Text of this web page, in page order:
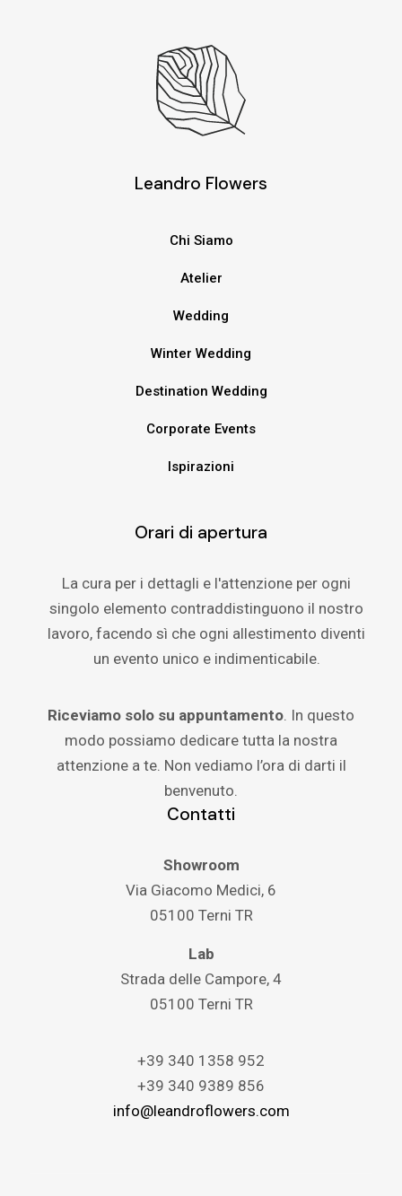
Leandro Flowers
Chi Siamo
Atelier
Wedding
Winter Wedding
Destination Wedding
Corporate Events
Ispirazioni
Orari di apertura
La cura per i dettagli e l'attenzione per ogni
singolo elemento contraddistinguono il nostro
lavoro, facendo sì che ogni allestimento diventi
un evento unico e indimenticabile.
Riceviamo solo su appuntamento. In questo
modo possiamo dedicare tutta la nostra
attenzione a te. Non vediamo l’ora di darti il
benvenuto.
Contatti
Showroom
Via Giacomo Medici, 6
05100 Terni TR
Lab
Strada delle Campore, 4
05100 Terni TR
+39 340 1358 952
+39 340 9389 856
info@leandroflowers.com